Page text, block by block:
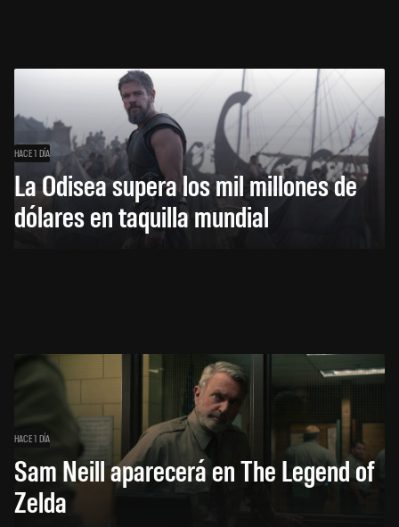
HACE 1 DÍA
La Odisea supera los mil millones de
dólares en taquilla mundial
HACE 1 DÍA
Sam Neill aparecerá en The Legend of
Zelda